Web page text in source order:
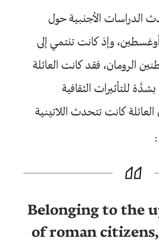
الدراسات الأجنبية حول
وإذ كانت تنتمي إلى
الرومان، فقد كانت العائلة
للتأثيرات الثقافية
كانت تتحدث اللاتينية
“Belonging to the
of roman